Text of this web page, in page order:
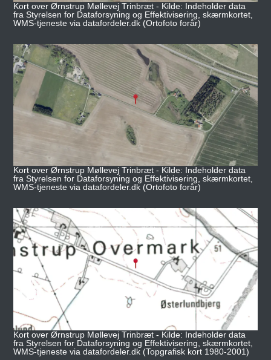
Kort over Ørnstrup Møllevej Trinbræt - Kilde: Indeholder data
fra Styrelsen for Dataforsyning og Effektivisering, skærmkortet,
WMS-tjeneste via datafordeler.dk (Ortofoto forår)
Kort over Ørnstrup Møllevej Trinbræt - Kilde: Indeholder data
fra Styrelsen for Dataforsyning og Effektivisering, skærmkortet,
WMS-tjeneste via datafordeler.dk (Ortofoto forår)
Kort over Ørnstrup Møllevej Trinbræt - Kilde: Indeholder data
fra Styrelsen for Dataforsyning og Effektivisering, skærmkortet,
WMS-tjeneste via datafordeler.dk (Topgrafisk kort 1980-2001)